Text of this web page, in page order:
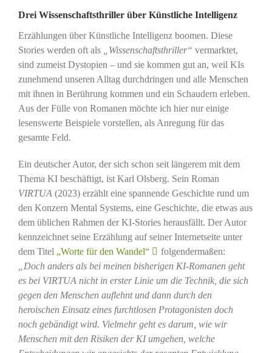
Drei Wissenschaftsthriller über Künstliche Intelligenz
Erzählungen über Künstliche Intelligenz boomen. Diese
Stories werden oft als
„Wissenschaftsthriller“ vermarktet,
sind zumeist Dystopien – und sie kommen gut an, weil KIs
zunehmend unseren Alltag durchdringen und alle Menschen
mit ihnen in Berührung kommen und ein Schaudern erleben.
Aus der Fülle von Romanen möchte ich hier nur einige
lesenswerte Beispiele vorstellen, als Anregung für das
gesamte Feld.
Ein deutscher Autor, der sich schon seit längerem mit dem
Thema KI beschäftigt, ist Karl Olsberg. Sein Roman
VIRTUA (2023) erzählt eine spannende Geschichte rund um
den Konzern Mental Systems, eine Geschichte, die etwas aus
dem üblichen Rahmen der KI-Stories herausfällt. Der Autor
kennzeichnet seine Erzählung auf seiner Internetseite unter
dem Titel „Worte für den Wandel“
folgendermaßen:
„Doch anders als bei meinen bisherigen KI-Romanen geht
es bei VIRTUA nicht in erster Linie um die Technik, die sich
gegen den Menschen auflehnt und dann durch den
heroischen Einsatz eines furchtlosen Protagonisten doch
noch gebändigt wird. Vielmehr geht es darum, wie wir
Menschen mit den Risiken der KI umgehen, welche